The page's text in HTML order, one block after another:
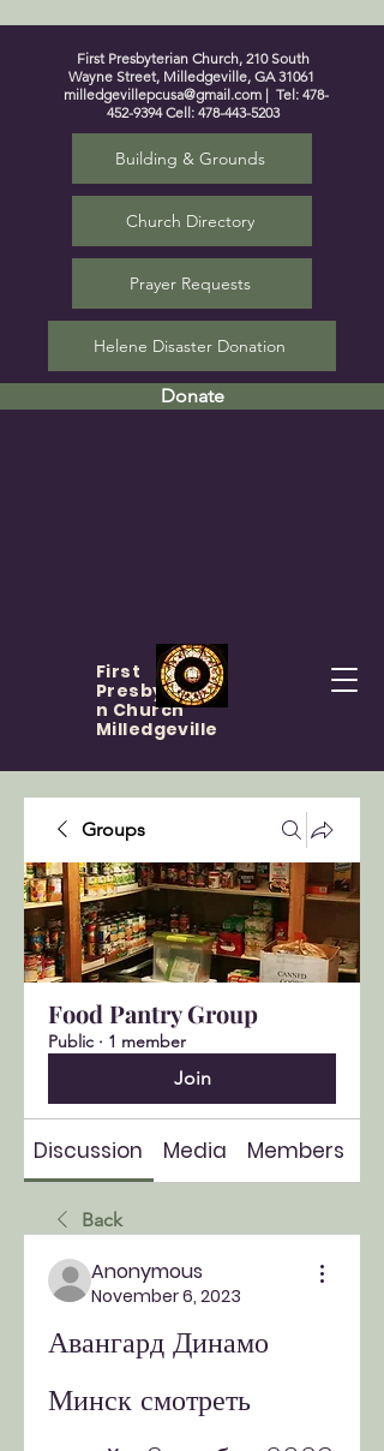
First Presbyterian Church, 210 South
Wayne Street, Milledgeville, GA 31061
milledgevillepcusa@gmail.com | Tel: 478-
452-9394Cell: 478-443-5203
Building & Grounds
Church Directory
Prayer Requests
Helene Disaster Donation
Donate
First
Presbyteria
n Church
Milledgeville
Groups
Food Pantry Group
Public · 1 member
Join
Discussion Media Members
Back
Anonymous
November 6, 2023
Авангард Динамо
Минск смотреть